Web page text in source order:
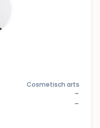
Cosmetisch arts
-
-